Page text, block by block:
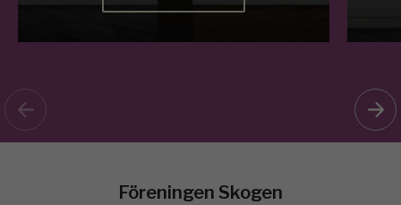
Föreningen Skogen